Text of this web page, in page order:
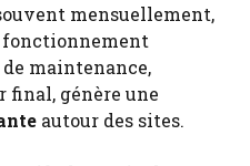
mensuellement,
fonctionnement
maintenance,
génère une
autour des sites.